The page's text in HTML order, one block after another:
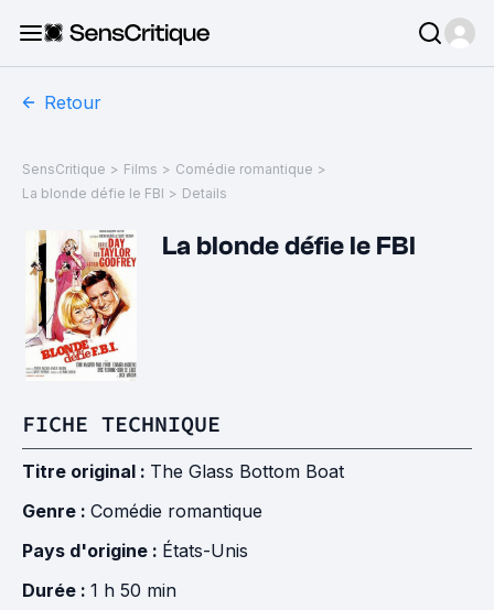
Retour
SensCritique > Films > Comédie romantique >
La blonde défie le FBI > Details
La blonde défie le FBI
FICHE TECHNIQUE
Titre original : The Glass Bottom Boat
Genre : Comédie romantique
Pays d'origine : États-Unis
Durée : 1 h 50 min